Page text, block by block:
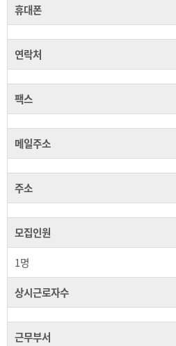
휴대폰
연락처
팩스
메일주소
주소
모집인원
1명
상시근로자수
근무부서